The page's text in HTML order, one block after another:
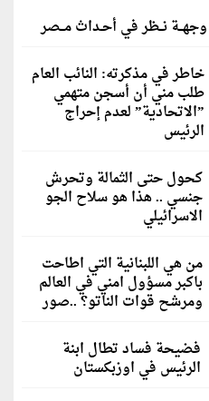
وجهــة نــظر في أحـداث مــصر
خاطر في مذكرته: النائب العام
طلب مني أن أسجن متهمي
”الاتحادية” لعدم إحراج
الرئيس
كحول حتى الثمالة وتحرش
جنسي .. هذا هو سلاح الجو
الاسرائيلي
من هي اللبنانية التي اطاحت
باكبر مسؤول امني في العالم
ومرشح قوات الناتو؟ ..صور
فضيحة فساد تطال ابنة
الرئيس في اوزبكستان